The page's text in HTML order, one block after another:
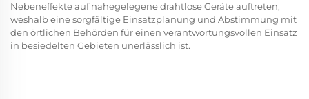
Nebeneffekte auf nahegelegene drahtlose Geräte auftreten,
weshalb eine sorgfältige Einsatzplanung und Abstimmung mit
den örtlichen Behörden für einen verantwortungsvollen Einsatz
in besiedelten Gebieten unerlässlich ist.